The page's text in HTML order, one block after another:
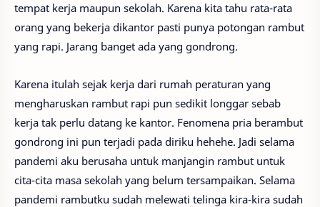
tempat kerja maupun sekolah. Karena kita tahu rata-rata
orang yang bekerja dikantor pasti punya potongan rambut
yang rapi. Jarang banget ada yang gondrong.
Karena itulah sejak kerja dari rumah peraturan yang
mengharuskan rambut rapi pun sedikit longgar sebab
kerja tak perlu datang ke kantor. Fenomena pria berambut
gondrong ini pun terjadi pada diriku hehehe. Jadi selama
pandemi aku berusaha untuk manjangin rambut untuk
cita-cita masa sekolah yang belum tersampaikan. Selama
pandemi rambutku sudah melewati telinga kira-kira sudah